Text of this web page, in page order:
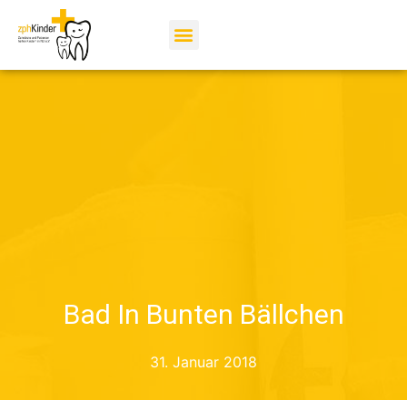
Bad In Bunten Bällchen
31. Januar 2018